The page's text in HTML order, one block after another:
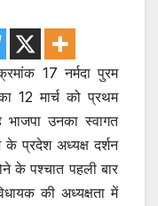
17 नर्मदा पुरम
12 मार्च को प्रथम
उनका स्वागत
के प्रदेश अध्यक्ष दर्शन
के पश्चात पहली बार
की अध्यक्षता में